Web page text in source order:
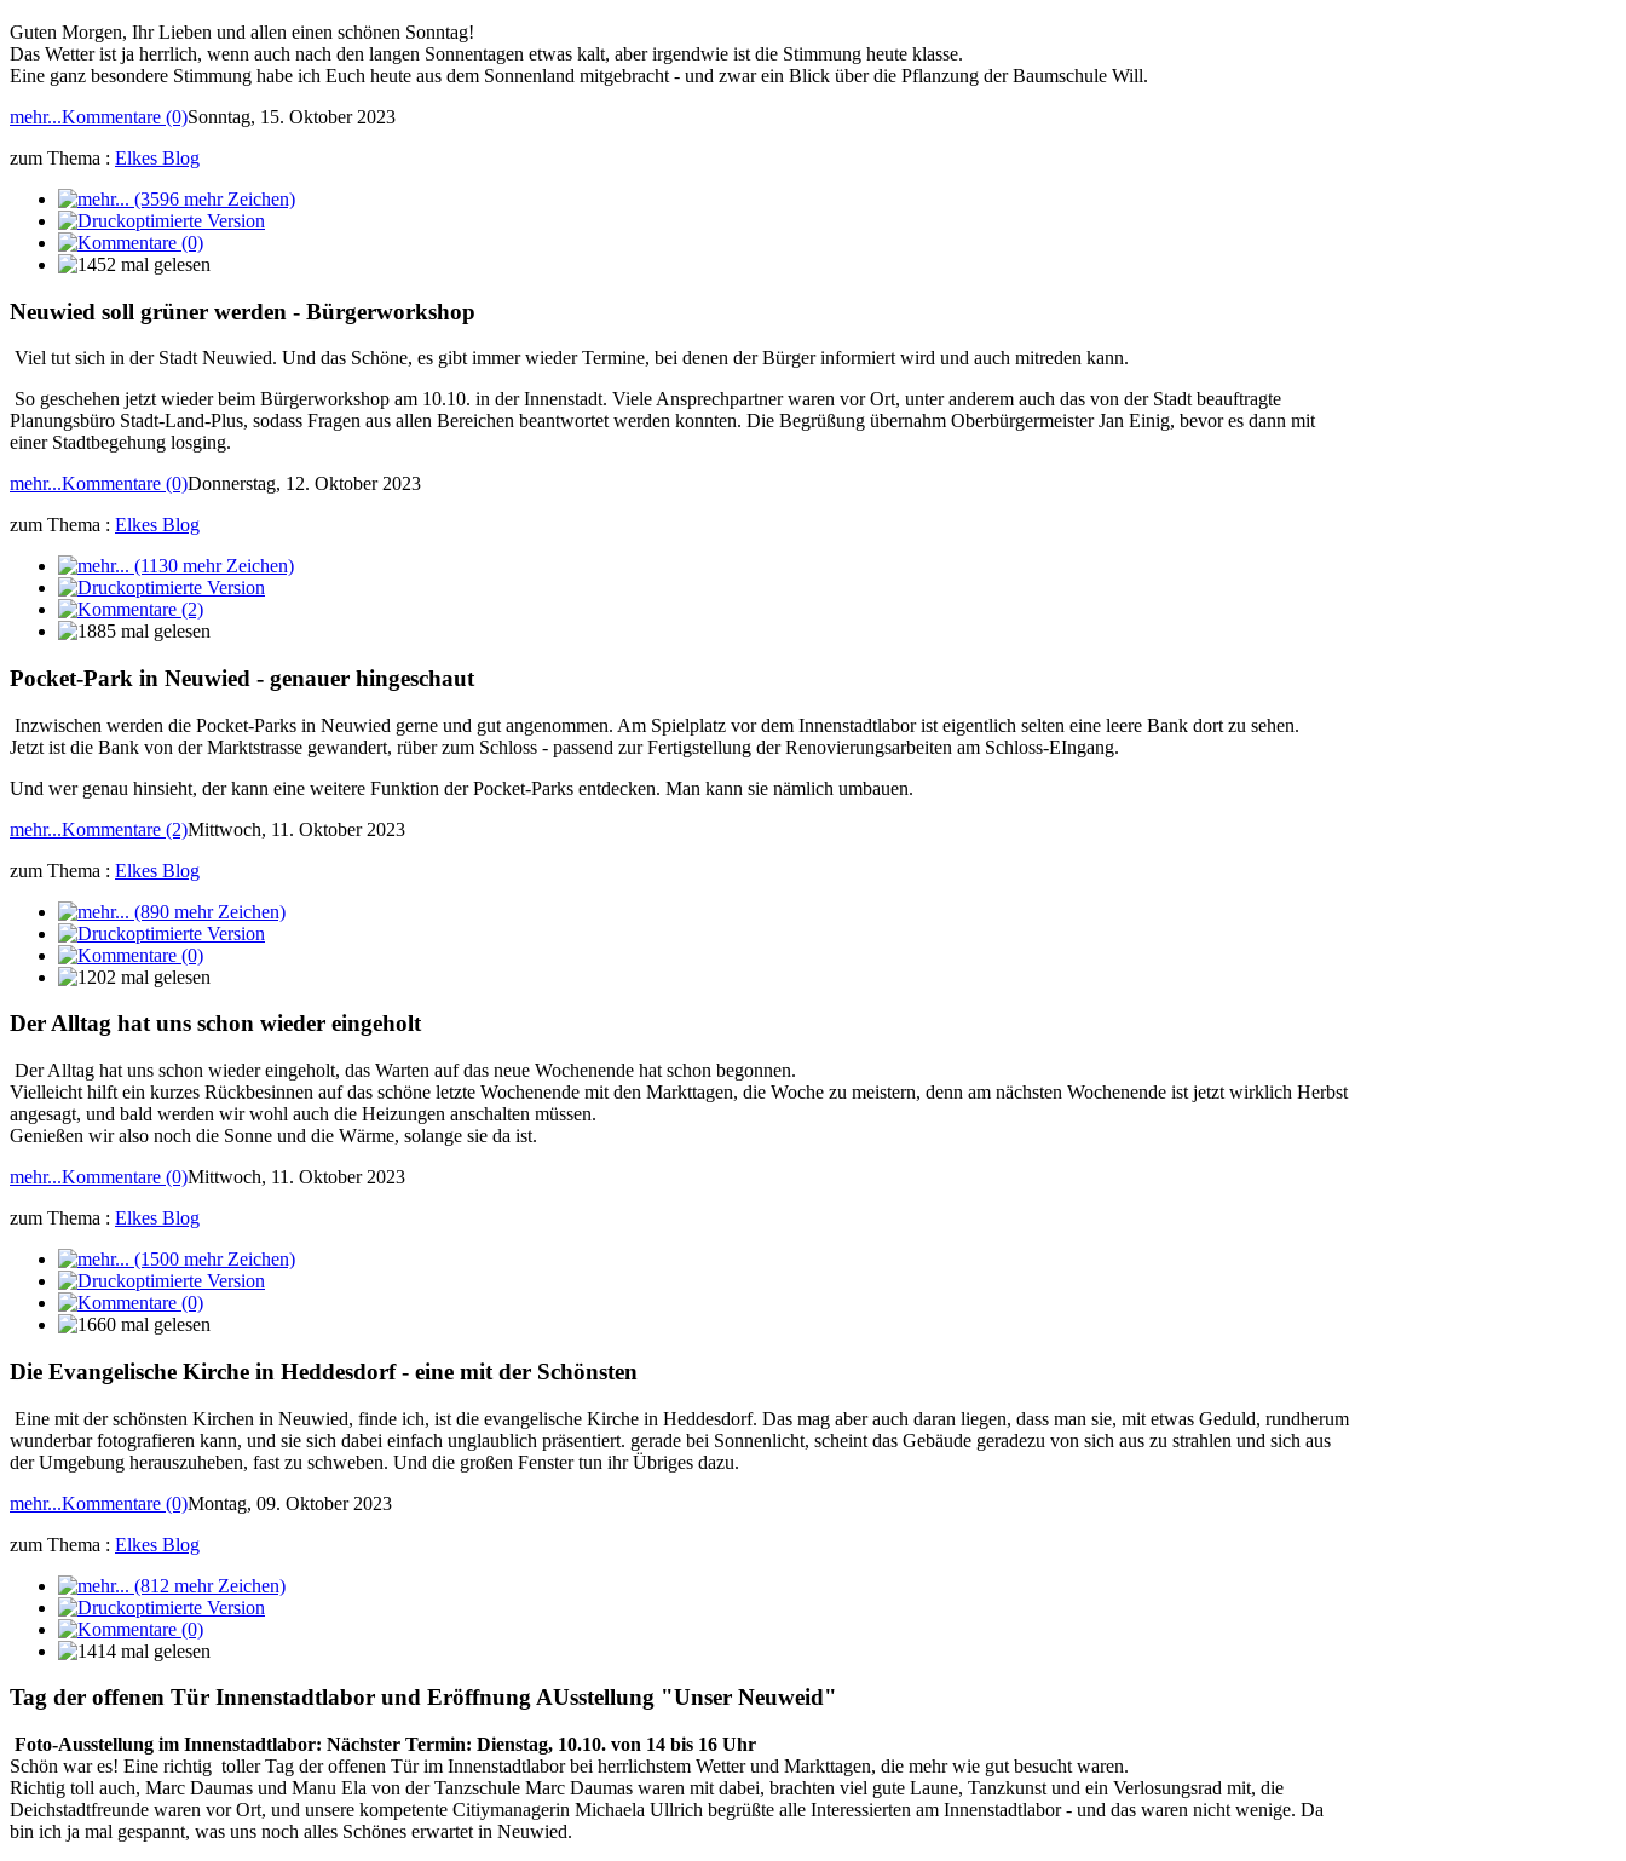
Guten Morgen, Ihr Lieben und allen einen schönen Sonntag!
Das Wetter ist ja herrlich, wenn auch nach den langen Sonnentagen etwas kalt, aber irgendwie ist die Stimmung heute klasse.
Eine ganz besondere Stimmung habe ich Euch heute aus dem Sonnenland mitgebracht - und zwar ein Blick über die Pflanzung der Baumschule Will.
mehr...Kommentare (0)Sonntag, 15. Oktober 2023
zum Thema : Elkes Blog
Neuwied soll grüner werden - Bürgerworkshop
Viel tut sich in der Stadt Neuwied. Und das Schöne, es gibt immer wieder Termine, bei denen der Bürger informiert wird und auch mitreden kann.
So geschehen jetzt wieder beim Bürgerworkshop am 10.10. in der Innenstadt. Viele Ansprechpartner waren vor Ort, unter anderem auch das von der Stadt beauftragte
Planungsbüro Stadt-Land-Plus, sodass Fragen aus allen Bereichen beantwortet werden konnten. Die Begrüßung übernahm Oberbürgermeister Jan Einig, bevor es dann mit
einer Stadtbegehung losging.
mehr...Kommentare (0)Donnerstag, 12. Oktober 2023
zum Thema : Elkes Blog
Pocket-Park in Neuwied - genauer hingeschaut
Inzwischen werden die Pocket-Parks in Neuwied gerne und gut angenommen. Am Spielplatz vor dem Innenstadtlabor ist eigentlich selten eine leere Bank dort zu sehen.
Jetzt ist die Bank von der Marktstrasse gewandert, rüber zum Schloss - passend zur Fertigstellung der Renovierungsarbeiten am Schloss-EIngang.
Und wer genau hinsieht, der kann eine weitere Funktion der Pocket-Parks entdecken. Man kann sie nämlich umbauen.
mehr...Kommentare (2)Mittwoch, 11. Oktober 2023
zum Thema : Elkes Blog
Der Alltag hat uns schon wieder eingeholt
Der Alltag hat uns schon wieder eingeholt, das Warten auf das neue Wochenende hat schon begonnen.
Vielleicht hilft ein kurzes Rückbesinnen auf das schöne letzte Wochenende mit den Markttagen, die Woche zu meistern, denn am nächsten Wochenende ist jetzt wirklich Herbst
angesagt, und bald werden wir wohl auch die Heizungen anschalten müssen.
Genießen wir also noch die Sonne und die Wärme, solange sie da ist.
mehr...Kommentare (0)Mittwoch, 11. Oktober 2023
zum Thema : Elkes Blog
Die Evangelische Kirche in Heddesdorf - eine mit der Schönsten
Eine mit der schönsten Kirchen in Neuwied, finde ich, ist die evangelische Kirche in Heddesdorf. Das mag aber auch daran liegen, dass man sie, mit etwas Geduld, rundherum
wunderbar fotografieren kann, und sie sich dabei einfach unglaublich präsentiert. gerade bei Sonnenlicht, scheint das Gebäude geradezu von sich aus zu strahlen und sich aus
der Umgebung herauszuheben, fast zu schweben. Und die großen Fenster tun ihr Übriges dazu.
mehr...Kommentare (0)Montag, 09. Oktober 2023
zum Thema : Elkes Blog
Tag der offenen Tür Innenstadtlabor und Eröffnung AUsstellung "Unser Neuweid"
Foto-Ausstellung im Innenstadtlabor: Nächster Termin: Dienstag, 10.10. von 14 bis 16 Uhr
Schön war es! Eine richtig toller Tag der offenen Tür im Innenstadtlabor bei herrlichstem Wetter und Markttagen, die mehr wie gut besucht waren.
Richtig toll auch, Marc Daumas und Manu Ela von der Tanzschule Marc Daumas waren mit dabei, brachten viel gute Laune, Tanzkunst und ein Verlosungsrad mit, die
Deichstadtfreunde waren vor Ort, und unsere kompetente Citiymanagerin Michaela Ullrich begrüßte alle Interessierten am Innenstadtlabor - und das waren nicht wenige. Da
bin ich ja mal gespannt, was uns noch alles Schönes erwartet in Neuwied.